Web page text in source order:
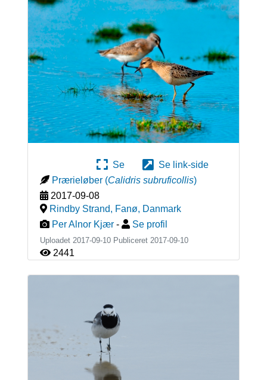
Se
Se link-side
Prærieløber (Calidris subruficollis)
2017-09-08
Rindby Strand, Fanø, Danmark
Per Alnor Kjær - Se profil
Uploadet 2017-09-10 Publiceret 2017-09-10
2441